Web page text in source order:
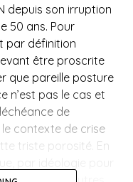
depuis son irruption
50 ans. Pour
par définition
être proscrite
que pareille posture
n’est pas le cas et
de
contexte de crise
triste porosité. En